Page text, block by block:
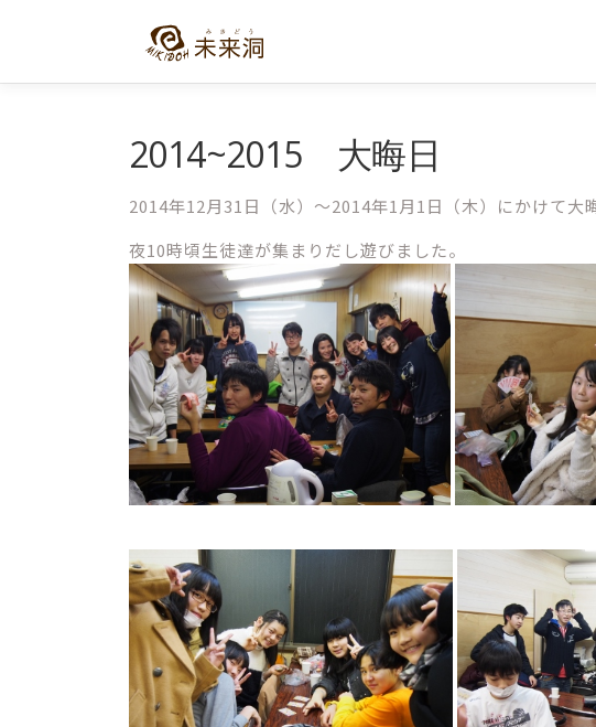
ン
2014~2015 大晦日
2014年12月31日（水）～2014年1月1日（木）にかけて大
夜10時頃生徒達が集まりだし遊びました。